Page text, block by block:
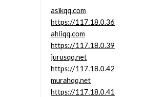
asikqq.com
https://117.18.0.36
ahliqq.com
https://117.18.0.39
jurusqq.net
https://117.18.0.42
murahqq.net
https://117.18.0.41